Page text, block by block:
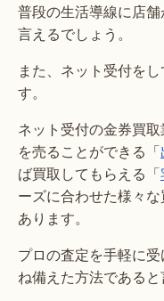
普段の生活導線に店
言えるでしょう。
また、ネット受付を
す。
ネット受付の金券買
を売ることができる「
ば買取してもらえる「
ーズに合わせた様々
あります。
プロの査定を手軽に
ね備えた方法であると